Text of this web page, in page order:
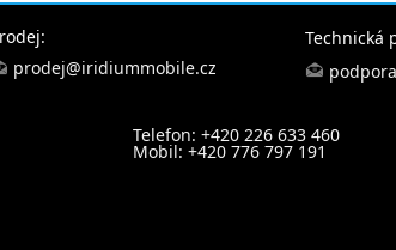
prodej@iridiummobile.cz
Technická
Telefon: +420 226 633 460
Mobil: +420 776 797 191